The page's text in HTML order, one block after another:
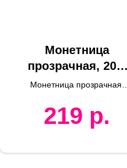
Монетница
прозрачная, 20,5
х 17,5 х 2 см,
полноцветная
печать на вставку
Монетница прозрачная,
полноцветная печать на
вставку
219 р.